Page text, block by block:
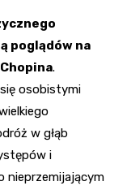
poglądów na
.
osobistymi
w głąb
i
nieprzemijającym